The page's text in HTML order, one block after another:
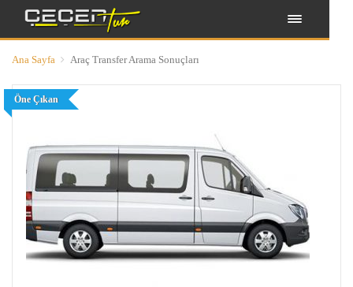
Ana Sayfa Araç Transfer Arama Sonuçları
Öne Çıkan